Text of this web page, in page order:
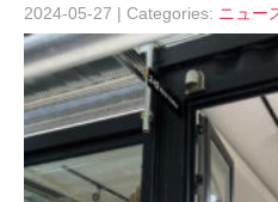
2024-05-27 | Categories: ニュー